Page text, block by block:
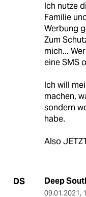
Ich nutze
Familie
Werbung
Zum
mich...
eine SMS
Ich will
machen,
sondern
habe.
Also
DS Deep
09.01.2021,